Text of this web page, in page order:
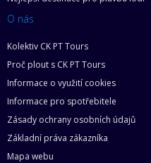
O nás
Kolektiv CK PT Tours
Proč plout s CK PT Tours
Informace o využití cookies
Informace pro spotřebitele
Zásady ochrany osobních údajů
Základní práva zákazníka
Mapa webu